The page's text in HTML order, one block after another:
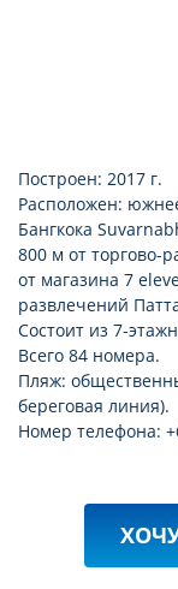
Построен: 2017 г.
Расположен:
Бангкока
800 м от торгово-
от магазина 7
развлечений
Состоит из 7-
Всего 84 номера.
Пляж:
береговая линия).
Номер телефона: